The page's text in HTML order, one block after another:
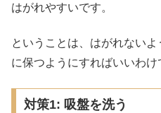
はがれやすいです。
ということは、はがれない
に保つようにすればいいわけ
対策1: 吸盤を洗う